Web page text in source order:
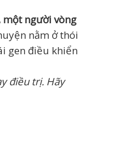
người vòng
nằm ở thói
gen điều khiển
điều trị. Hãy